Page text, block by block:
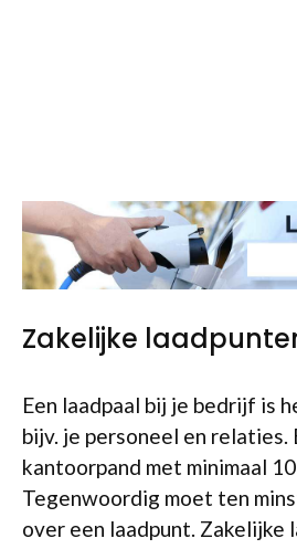
Zakelijke
Een laadpaal bij je bedrijf is
bijv. je personeel en relaties.
kantoorpand met minimaal
Tegenwoordig moet ten
over een laadpunt. Zakelijke